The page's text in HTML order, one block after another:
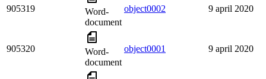
905319
Word-
document
object0002 9 april 2020
905320
Word-
document
object0001 9 april 2020